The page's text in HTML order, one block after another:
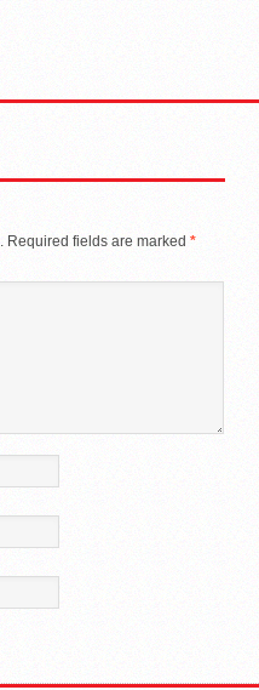
Required fields are marked *